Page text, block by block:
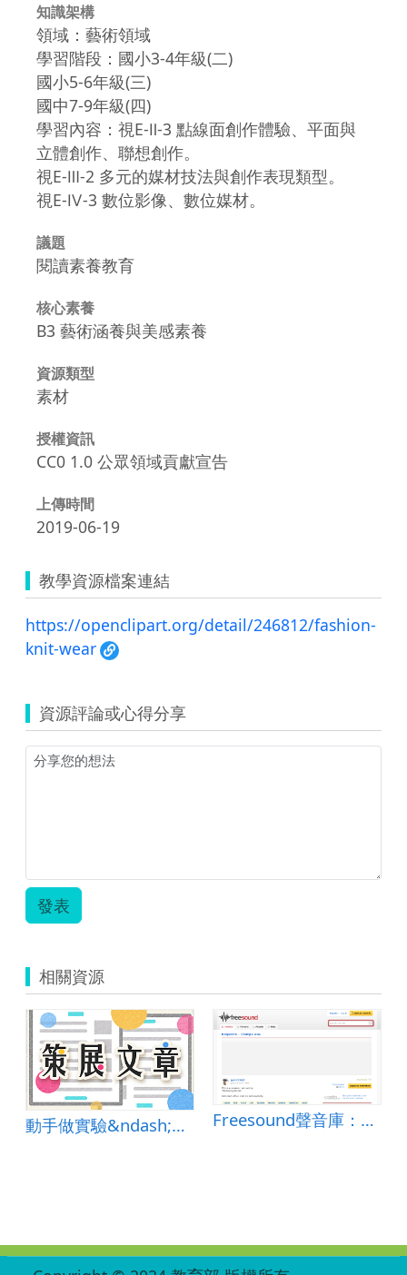
知識架構
領域：藝術領域
學習階段：國小3-4年級(二)
國小5-6年級(三)
國中7-9年級(四)
學習內容：視E-Ⅱ-3 點線面創作體驗、平面與
立體創作、聯想創作。
視E-Ⅲ-2 多元的媒材技法與創作表現類型。
視E-Ⅳ-3 數位影像、數位媒材。
議題
閱讀素養教育
核心素養
B3 藝術涵養與美感素養
資源類型
素材
授權資訊
CC0 1.0 公眾領域貢獻宣告
上傳時間
2019-06-19
教學資源檔案連結
https://openclipart.org/detail/246812/fashion-
knit-wear
資源評論或心得分享
發表
相關資源
動手做實驗&ndash;平板與實驗課程的完美結合 Freesound聲音庫：Clamps.wav